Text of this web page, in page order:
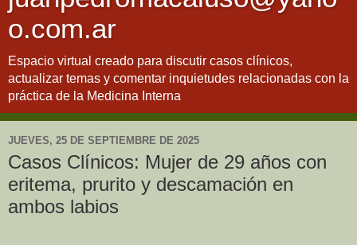
o.com.ar
Espacio virtual creado para discutir casos clínicos,
actualizar temas y comentar inquietudes relacionadas con la
práctica de la Medicina Interna
JUEVES, 25 DE SEPTIEMBRE DE 2025
Casos Clínicos: Mujer de 29 años con
eritema, prurito y descamación en
ambos labios